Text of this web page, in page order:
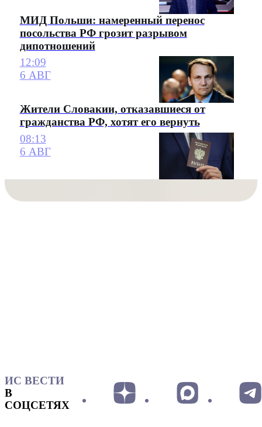
МИД Польши: намеренный перенос
посольства РФ грозит разрывом
дипотношений
12:09
6 АВГ
Жители Словакии, отказавшиеся от
гражданства РФ, хотят его вернуть
08:13
6 АВГ
ИС ВЕСТИ
В
СОЦСЕТЯХ